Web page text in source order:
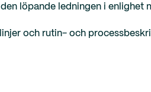
löpande ledningen i
och rutin- och